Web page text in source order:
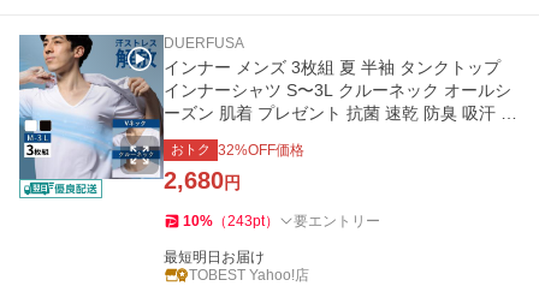
DUERFUSA
インナー メンズ 3枚組 夏 半袖 タンクトップ
インナーシャツ S〜3L クルーネック オールシ
ーズン 肌着 プレゼント 抗菌 速乾 防臭 吸汗 蒸
れにくい
おトク 32%OFF価格
2,680円
10% （243pt） 要エントリー
最短明日お届け
TOBEST Yahoo!店